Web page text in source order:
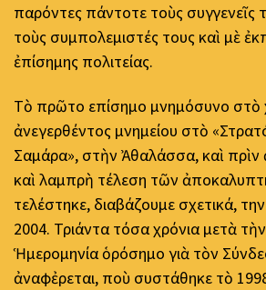
παρόντες πάντοτε τοὺς συγγενεῖς
τοὺς συμπολεμιστές τους καὶ μὲ
ἐπίσημης πολιτείας.
Τὸ πρῶτο επίσημο μνημόσυνο στὸ
ἀνεγερθέντος μνημείου στὸ
Σαμάρα», στὴν Ἀθαλάσσα, καὶ πρὶν
καὶ λαμπρὴ τέλεση τῶν
τελέστηκε, διαβάζουμε σχετικά,
2004. Τριάντα τόσα χρόνια μετὰ
Ἡμερομηνία ὁρόσημο γιὰ τὸν
ἀναφἐρεται, ποὺ συστάθηκε τὸ